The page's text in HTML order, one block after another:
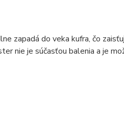
zapadá do veka kufra, čo
nie je súčasťou balenia a je